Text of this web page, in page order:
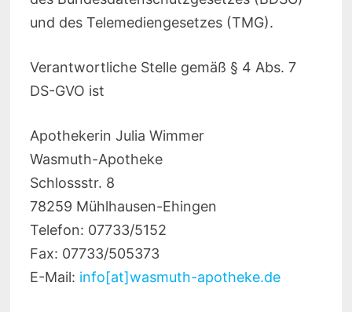
und des Telemediengesetzes (TMG).
Verantwortliche Stelle gemäß § 4 Abs. 7
DS-GVO ist
Apothekerin Julia Wimmer
Wasmuth-Apotheke
Schlossstr. 8
78259 Mühlhausen-Ehingen
Telefon: 07733/5152
Fax: 07733/505373
E-Mail: info[at]wasmuth-apotheke.de